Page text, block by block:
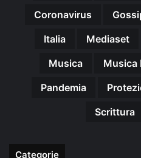
Coronavirus
Italia
Mediaset
Musica
Musica
Pandemia
Scrittura
Categorie